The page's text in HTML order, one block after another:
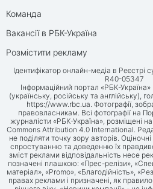
Команда
Вакансії в РБК-Україна
Розмістити рекламу
Ідентифікатор онлайн-медіа в Реєстрі
R40-05347
Інформаційний портал «РБК-
(українську, російську та англійську),
https://www.rbc.ua. Фотографії,
правовласникам. Всі фотографії на
журналісти «РБК-Україна», розміщені
Commons Attribution 4.0 International.
не поділяти точку зору авторів.
спростуванню та доведенню їх
зміст реклами відповідальність несе
позначені плашкою: «Прес-релізи»,
матеріал», «Promo», «Благодійність»,
правах реклами і призначені, як